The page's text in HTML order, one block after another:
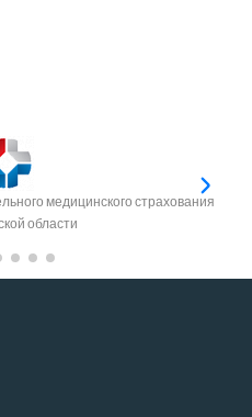
медицинского страхования
области